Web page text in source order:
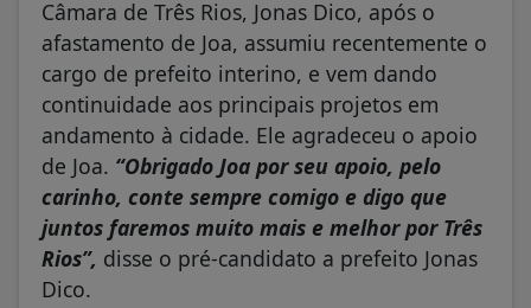
Câmara de Três Rios, Jonas Dico, após o
afastamento de Joa, assumiu recentemente o
cargo de prefeito interino, e vem dando
continuidade aos principais projetos em
andamento à cidade. Ele agradeceu o apoio
de Joa. “Obrigado Joa por seu apoio, pelo
carinho, conte sempre comigo e digo que
juntos faremos muito mais e melhor por Três
Rios”, disse o pré-candidato a prefeito Jonas
Dico.